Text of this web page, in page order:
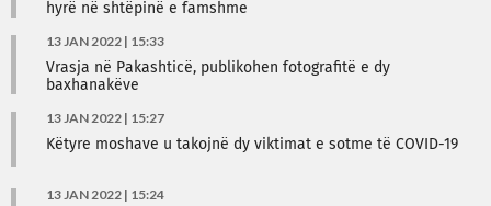
hyrë në shtëpinë e famshme
13 JAN 2022 | 15:33
Vrasja në Pakashticë, publikohen fotografitë e dy
baxhanakëve
13 JAN 2022 | 15:27
Këtyre moshave u takojnë dy viktimat e sotme të COVID-19
13 JAN 2022 | 15:24